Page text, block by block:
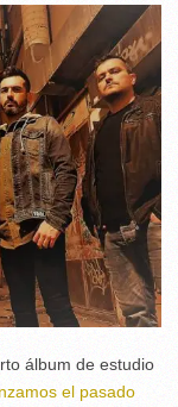
álbum de estudio
el pasado